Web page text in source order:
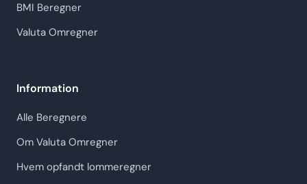
BMI Beregner
Valuta Omregner
Information
Alle Beregnere
Om Valuta Omregner
Hvem opfandt lommeregner